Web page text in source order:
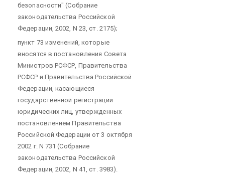
безопасности" (Собрание
законодательства Российской
Федерации, 2002, N 23, ст. 2175);
пункт 73 изменений, которые
вносятся в постановления Совета
Министров РСФСР, Правительства
РСФСР и Правительства Российской
Федерации, касающиеся
государственной регистрации
юридических лиц, утвержденных
постановлением Правительства
Российской Федерации от 3 октября
2002 г. N 731 (Собрание
законодательства Российской
Федерации, 2002, N 41, ст. 3983).